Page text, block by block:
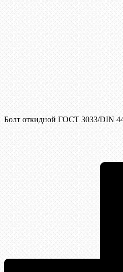
Болт откидной ГОСТ 3033/DIN